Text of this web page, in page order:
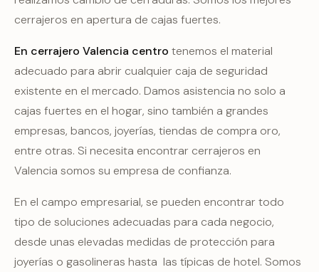
cerrajeros en apertura de cajas fuertes.
En cerrajero Valencia centro tenemos el material
adecuado para abrir cualquier caja de seguridad
existente en el mercado. Damos asistencia no solo a
cajas fuertes en el hogar, sino también a grandes
empresas, bancos, joyerías, tiendas de compra oro,
entre otras. Si necesita encontrar cerrajeros en
Valencia somos su empresa de confianza.
En el campo empresarial, se pueden encontrar todo
tipo de soluciones adecuadas para cada negocio,
desde unas elevadas medidas de protección para
joyerías o gasolineras hasta las típicas de hotel. Somos